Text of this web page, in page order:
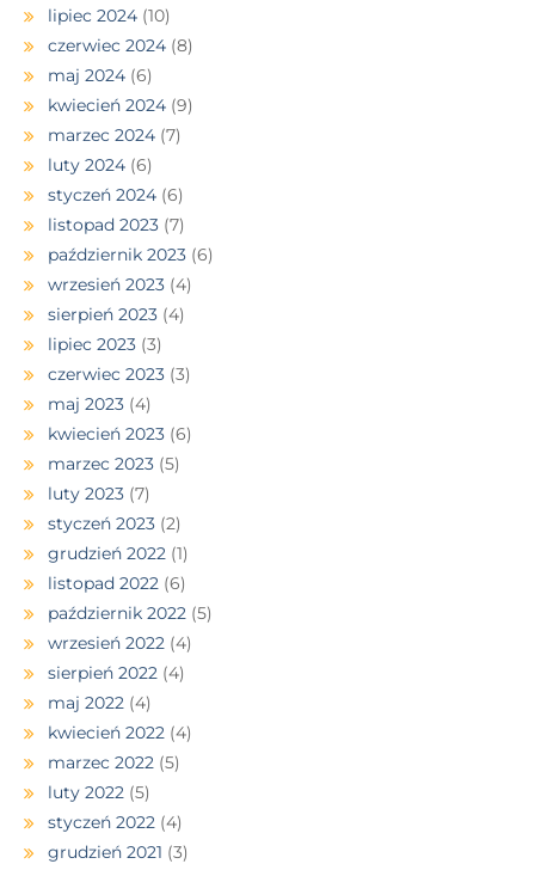
lipiec 2024 (10)
czerwiec 2024 (8)
maj 2024 (6)
kwiecień 2024 (9)
marzec 2024 (7)
luty 2024 (6)
styczeń 2024 (6)
listopad 2023 (7)
październik 2023 (6)
wrzesień 2023 (4)
sierpień 2023 (4)
lipiec 2023 (3)
czerwiec 2023 (3)
maj 2023 (4)
kwiecień 2023 (6)
marzec 2023 (5)
luty 2023 (7)
styczeń 2023 (2)
grudzień 2022 (1)
listopad 2022 (6)
październik 2022 (5)
wrzesień 2022 (4)
sierpień 2022 (4)
maj 2022 (4)
kwiecień 2022 (4)
marzec 2022 (5)
luty 2022 (5)
styczeń 2022 (4)
grudzień 2021 (3)